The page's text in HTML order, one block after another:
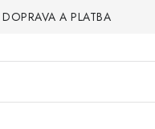
DOPRAVA A PLATBA